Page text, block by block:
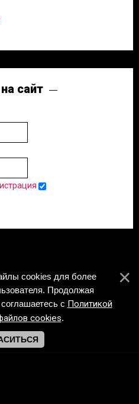
сайт
cookies для более
Продолжая
с Политикой
cookies.